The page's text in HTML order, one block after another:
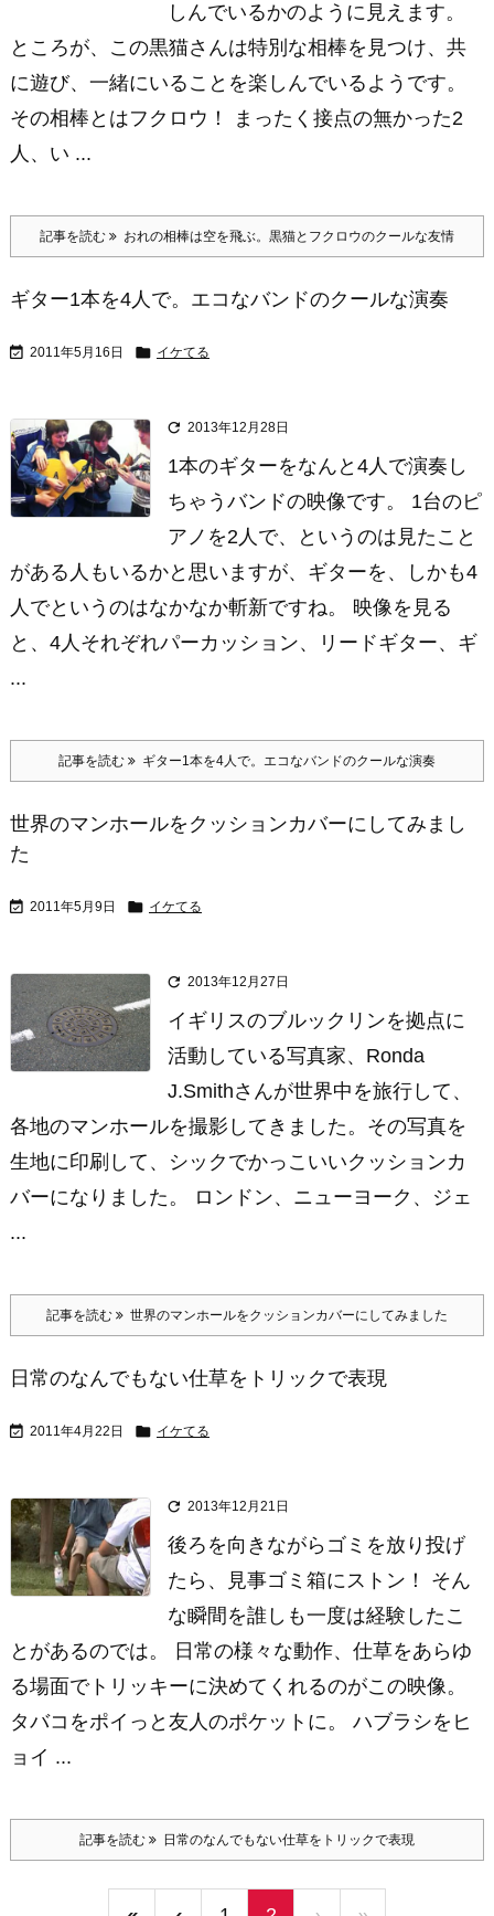
しんでいるかのように見えます。
ところが、この黒猫さんは特別な相棒を見つけ、共
に遊び、一緒にいることを楽しんでいるようです。
その相棒とはフクロウ！ まったく接点の無かった2
人、い ...
記事を読む おれの相棒は空を飛ぶ。黒猫とフクロウのクールな友情
ギター1本を4人で。エコなバンドのクールな演奏
 2011年5月16日  イケてる
 2013年12月28日
1本のギターをなんと4人で演奏し
ちゃうバンドの映像です。 1台のピ
アノを2人で、というのは見たこと
がある人もいるかと思いますが、ギターを、しかも4
人でというのはなかなか斬新ですね。 映像を見る
と、4人それぞれパーカッション、リードギター、ギ
...
記事を読む ギター1本を4人で。エコなバンドのクールな演奏
世界のマンホールをクッションカバーにしてみまし
た
 2011年5月9日  イケてる
 2013年12月27日
イギリスのブルックリンを拠点に
活動している写真家、Ronda
J.Smithさんが世界中を旅行して、
各地のマンホールを撮影してきました。その写真を
生地に印刷して、シックでかっこいいクッションカ
バーになりました。 ロンドン、ニューヨーク、ジェ
...
記事を読む 世界のマンホールをクッションカバーにしてみました
日常のなんでもない仕草をトリックで表現
 2011年4月22日  イケてる
 2013年12月21日
後ろを向きながらゴミを放り投げ
たら、見事ゴミ箱にストン！ そん
な瞬間を誰しも一度は経験したこ
とがあるのでは。 日常の様々な動作、仕草をあらゆ
る場面でトリッキーに決めてくれるのがこの映像。
タバコをポイっと友人のポケットに。 ハブラシをヒ
ョイ ...
記事を読む 日常のなんでもない仕草をトリックで表現